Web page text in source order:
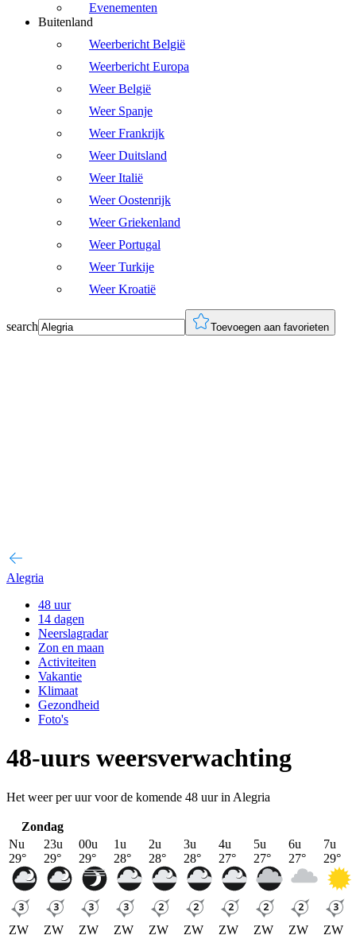
Evenementen
Buitenland
Weerbericht België
Weerbericht Europa
Weer België
Weer Spanje
Weer Frankrijk
Weer Duitsland
Weer Italië
Weer Oostenrijk
Weer Griekenland
Weer Portugal
Weer Turkije
Weer Kroatië
search Toevoegen aan favorieten
Alegria
48 uur
14 dagen
Neerslagradar
Zon en maan
Activiteiten
Vakantie
Klimaat
Gezondheid
Foto's
48-uurs weersverwachting
Het weer per uur voor de komende 48 uur in Alegria
Zondag
Nu
29°
ZW
23u
29°
ZW
00u
29°
ZW
1u
28°
ZW
2u
28°
ZW
3u
28°
ZW
4u
27°
ZW
5u
27°
ZW
6u
27°
ZW
7u
29°
ZW